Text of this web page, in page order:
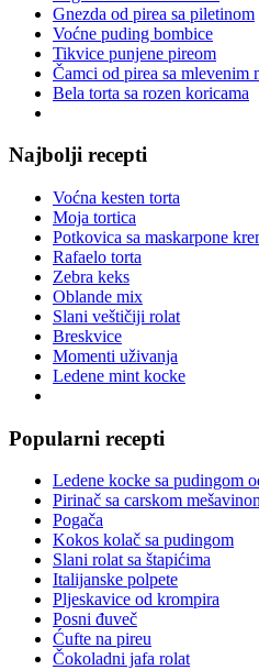
Gnezda od pirea sa piletinom
Voćne puding bombice
Tikvice punjene pireom
Čamci od pirea sa mlevenim
Bela torta sa rozen koricama
Najbolji recepti
Voćna kesten torta
Moja tortica
Potkovica sa maskarpone
Rafaelo torta
Zebra keks
Oblande mix
Slani veštičiji rolat
Breskvice
Momenti uživanja
Ledene mint kocke
Popularni recepti
Ledene kocke sa pudingom
Pirinač sa carskom
Pogača
Kokos kolač sa pudingom
Slani rolat sa štapićima
Italijanske polpete
Pljeskavice od krompira
Posni đuveč
Ćufte na pireu
Čokoladni jafa rolat